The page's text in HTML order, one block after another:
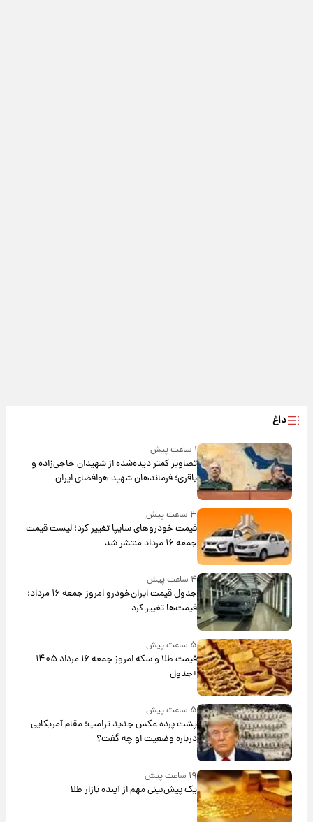
داغ
۱ ساعت پیش
تصاویر کمتر دیده‌شده از شهیدان حاجی‌زاده و
باقری؛ فرماندهان شهید هوافضای ایران
۳ ساعت پیش
قیمت خودروهای سایپا تغییر کرد؛ لیست قیمت
جمعه ۱۶ مرداد منتشر شد
۴ ساعت پیش
جدول قیمت ایران‌خودرو امروز جمعه ۱۶ مرداد؛
قیمت‌ها تغییر کرد
۵ ساعت پیش
قیمت طلا و سکه امروز جمعه ۱۶ مرداد ۱۴۰۵
+جدول
۵ ساعت پیش
پشت پرده عکس جدید ترامپ؛ مقام آمریکایی
درباره وضعیت او چه گفت؟
۱۹ ساعت پیش
یک پیش‌بینی مهم از آینده بازار طلا